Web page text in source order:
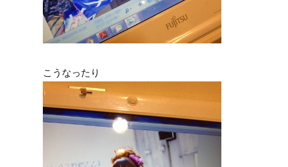
こうなったり